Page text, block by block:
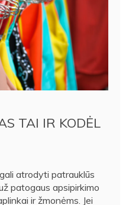
TAI IR KODĖL
atrodyti patrauklūs
patogaus apsipirkimo
ir žmonėms. Jei